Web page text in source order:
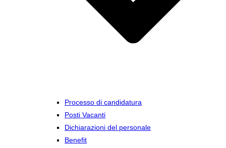
Processo di candidatura
Posti Vacanti
Dichiarazioni del personale
Benefit